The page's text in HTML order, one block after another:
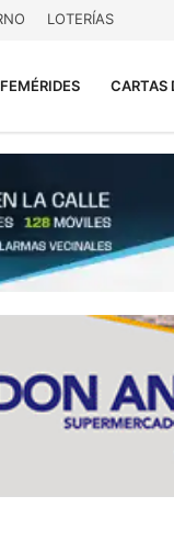
LOTERÍAS
CARTAS